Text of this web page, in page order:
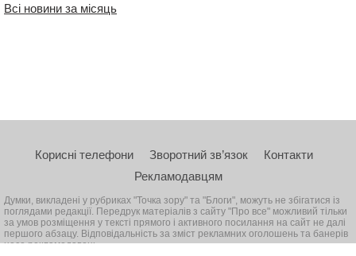
Всі новини за місяць
Корисні телефони Зворотний зв’язок
Контакти
Рекламодавцям
Думки, викладені у рубриках "Точка зору" та "Блоги", можуть не збігатися із
поглядами редакції. Передрук матеріалів з сайту "Про все" можливий тільки
за умов розміщення у тексті прямого і активного посилання на сайт не далі
першого абзацу. Відповідальність за зміст рекламних оголошень та банерів
несе рекламодавець